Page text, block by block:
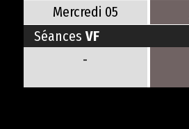
Mercredi 05
Séances VF
-